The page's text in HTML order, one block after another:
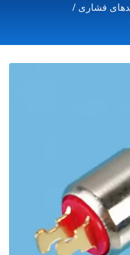
فشاری /